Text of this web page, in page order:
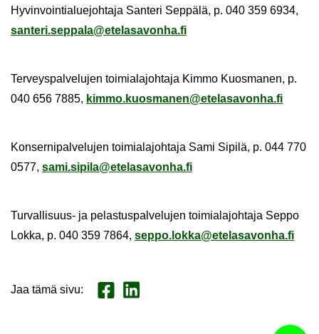
Hy­vin­voin­tia­lue­joh­ta­ja San­te­ri Sep­pä­lä, p. 040 359 6934,
san­te­ri.sep­pa­la@ete­la­sa­von­ha.fi
Ter­veys­pal­ve­lu­jen toi­mia­la­joh­ta­ja Kimmo Kuos­ma­nen, p.
040 656 7885, kimmo.kuos­ma­nen@ete­la­sa­von­ha.fi
Kon­ser­ni­pal­ve­lu­jen toi­mia­la­joh­ta­ja Sami Si­pi­lä, p. 044 770
0577, sami.si­pi­la@ete­la­sa­von­ha.fi
Turvallisuus-​ ja pe­las­tus­pal­ve­lu­jen toi­mia­la­joh­ta­ja Seppo
Lokka, p. 040 359 7864, seppo.lokka@ete­la­sa­von­ha.fi
Jaa tämä sivu: Jaa Face­book
Jaa Lin­ke­dI­nis­sä